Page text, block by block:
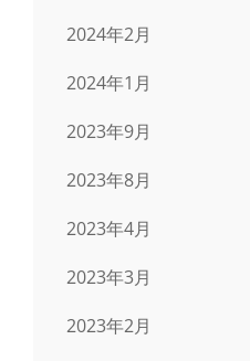
2024年2月
2024年1月
2023年9月
2023年8月
2023年4月
2023年3月
2023年2月